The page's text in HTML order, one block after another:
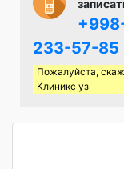
233-57-85
Пожалуйста,
Клиникс уз